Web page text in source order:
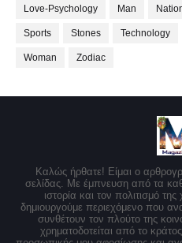
Love-Psychology Man
Sports Stones Technology
Woman Zodiac
Καλώς ήρθατε! Είμαι ο
σελίδας. Με έμπνευση από τα
ιστορία και τον πολιτισμό
δημιουργούμε περιεχόμενο που
συνθέτουν τον πλούτο της
χρηματοδοτείται από το